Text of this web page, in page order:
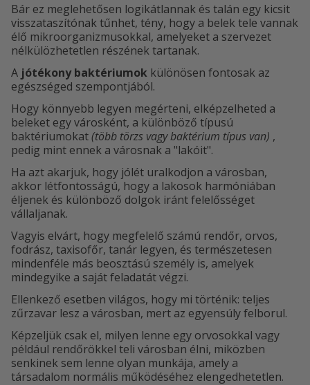
Bár ez meglehetősen logikátlannak és talán egy kicsit
visszataszítónak tűnhet, tény, hogy a belek tele vannak
élő mikroorganizmusokkal, amelyeket a szervezet
nélkülözhetetlen részének tartanak.
A jótékony baktériumok különösen fontosak az
egészséged szempontjából.
Hogy könnyebb legyen megérteni, elképzelheted a
beleket egy városként, a különböző típusú
baktériumokat(több törzs vagy baktérium típus van) ,
pedig mint ennek a városnak a "lakóit".
Ha azt akarjuk, hogy jólét uralkodjon a városban,
akkor létfontosságú, hogy a lakosok harmóniában
éljenek és különböző dolgok iránt felelősséget
vállaljanak.
Vagyis elvárt, hogy megfelelő számú rendőr, orvos,
fodrász, taxisofőr, tanár legyen, és természetesen
mindenféle más beosztású személy is, amelyek
mindegyike a saját feladatát végzi.
Ellenkező esetben világos, hogy mi történik: teljes
zűrzavar lesz a városban, mert az egyensúly felborul.
Képzeljük csak el, milyen lenne egy orvosokkal vagy
például rendőrökkel teli városban élni, miközben
senkinek sem lenne olyan munkája, amely a
társadalom normális működéséhez elengedhetetlen.